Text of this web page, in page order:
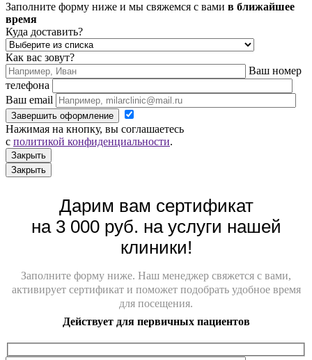
Заполните форму ниже и мы свяжемся с вами в ближайшее
время
Куда доставить?
Как вас зовут?
Ваш номер
телефона
Ваш email
Завершить оформление
Нажимая на кнопку, вы соглашаетесь
с политикой конфиденциальности.
Закрыть
Закрыть
Дарим вам сертификат
на 3 000 руб. на услуги нашей
клиники!
Заполните форму ниже. Наш менеджер свяжется с вами,
активирует сертификат и поможет подобрать удобное время
для посещения.
Действует для первичных пациентов